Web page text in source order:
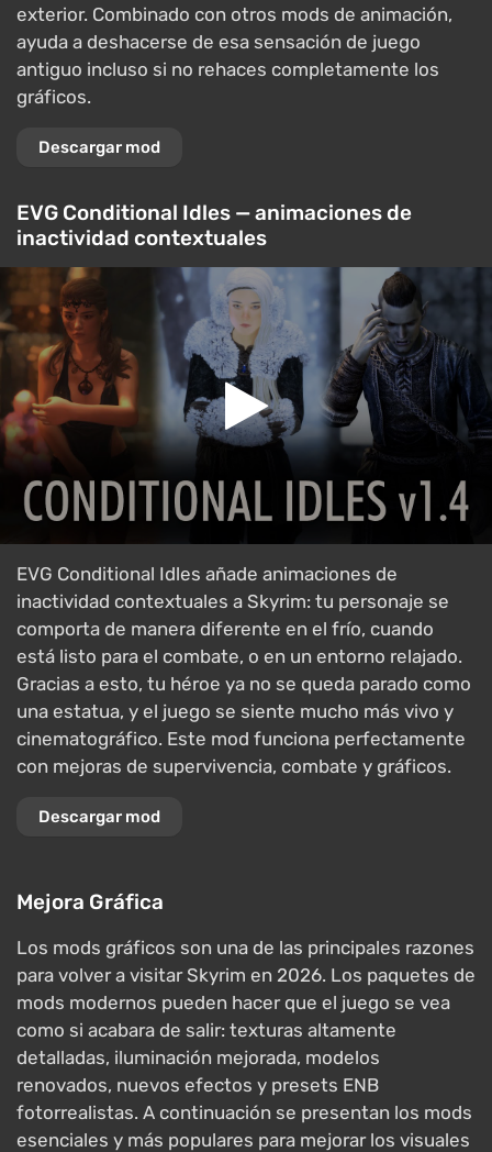
exterior. Combinado con otros mods de animación,
ayuda a deshacerse de esa sensación de juego
antiguo incluso si no rehaces completamente los
gráficos.
Descargar mod
EVG Conditional Idles — animaciones de
inactividad contextuales
EVG Conditional Idles añade animaciones de
inactividad contextuales a Skyrim: tu personaje se
comporta de manera diferente en el frío, cuando
está listo para el combate, o en un entorno relajado.
Gracias a esto, tu héroe ya no se queda parado como
una estatua, y el juego se siente mucho más vivo y
cinematográfico. Este mod funciona perfectamente
con mejoras de supervivencia, combate y gráficos.
Descargar mod
Mejora Gráfica
Los mods gráficos son una de las principales razones
para volver a visitar Skyrim en 2026. Los paquetes de
mods modernos pueden hacer que el juego se vea
como si acabara de salir: texturas altamente
detalladas, iluminación mejorada, modelos
renovados, nuevos efectos y presets ENB
fotorrealistas. A continuación se presentan los mods
esenciales y más populares para mejorar los visuales